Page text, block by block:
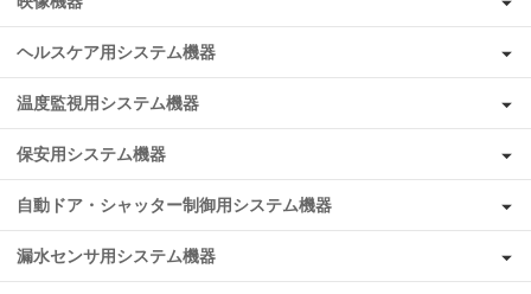
ヘルスケア用システム機器
温度監視用システム機器
保安用システム機器
自動ドア・シャッター制御用システム機器
漏水センサ用システム機器